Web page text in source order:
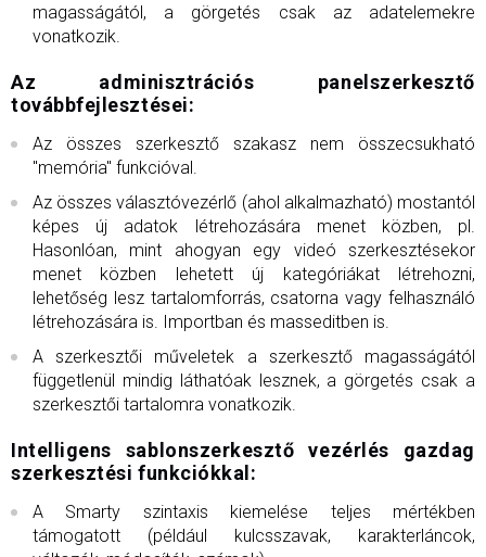
magasságától, a görgetés csak az adatelemekre
vonatkozik.
Az adminisztrációs panelszerkesztő
továbbfejlesztései:
Az összes szerkesztő szakasz nem összecsukható
"memória" funkcióval.
Az összes választóvezérlő (ahol alkalmazható) mostantól
képes új adatok létrehozására menet közben, pl.
Hasonlóan, mint ahogyan egy videó szerkesztésekor
menet közben lehetett új kategóriákat létrehozni,
lehetőség lesz tartalomforrás, csatorna vagy felhasználó
létrehozására is. Importban és masseditben is.
A szerkesztői műveletek a szerkesztő magasságától
függetlenül mindig láthatóak lesznek, a görgetés csak a
szerkesztői tartalomra vonatkozik.
Intelligens sablonszerkesztő vezérlés gazdag
szerkesztési funkciókkal:
A Smarty szintaxis kiemelése teljes mértékben
támogatott (például kulcsszavak, karakterláncok,